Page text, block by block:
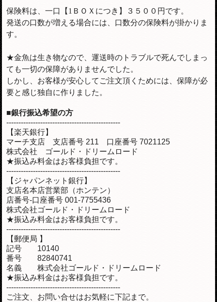
保険料は、一口【1ＢＯＸにつき】３５００円です。
発送の口数が増える場合には、口数分の保険料が掛かりま
す。
★金魚は生き物なので、運送時のトラブルで死んでしまっ
ても一切の保障がありませんでした。
しかし、お客様が安心してご注文頂くためには、保障が必
要と感じ独自に作りました。
■銀行振込希望の方
-----------------------------------------------
【楽天銀行】
マーチ支店 支店番号 211 口座番号 7021125
株式会社 ゴールド・ドリームロード
★振込み料金はお客様負担です。
-----------------------------------------------
【ジャパンネット銀行】
支店名本店営業部（ホンテン）
店番号-口座番号 001-7755436
株式会社ゴールド・ドリームロード
★振込み料金はお客様負担です。
-----------------------------------------------
【郵便局 】
記号 10140
番号 82840741
名義 株式会社ゴールド・ドリームロード
★振込み料金はお客様負担です。
-----------------------------------------------
ご注文、お問い合せはお気軽に下記まで。